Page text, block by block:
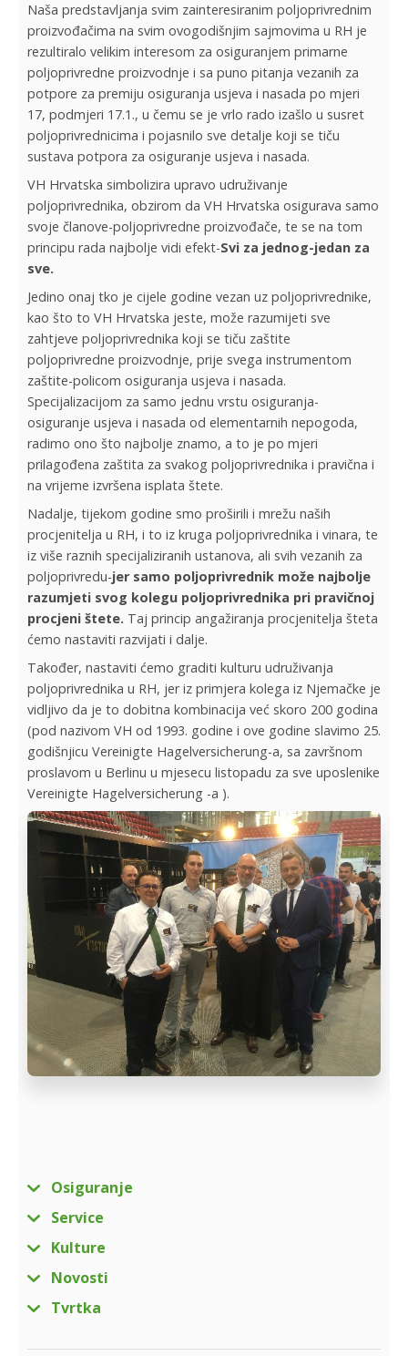
Naša predstavljanja svim zainteresiranim poljoprivrednim
proizvođačima na svim ovogodišnjim sajmovima u RH je
rezultiralo velikim interesom za osiguranjem primarne
poljoprivredne proizvodnje i sa puno pitanja vezanih za
potpore za premiju osiguranja usjeva i nasada po mjeri
17, podmjeri 17.1., u čemu se je vrlo rado izašlo u susret
poljoprivrednicima i pojasnilo sve detalje koji se tiču
sustava potpora za osiguranje usjeva i nasada.
VH Hrvatska simbolizira upravo udruživanje
poljoprivrednika, obzirom da VH Hrvatska osigurava samo
svoje članove-poljoprivredne proizvođače, te se na tom
principu rada najbolje vidi efekt-Svi za jednog-jedan za
sve.
Jedino onaj tko je cijele godine vezan uz poljoprivrednike,
kao što to VH Hrvatska jeste, može razumijeti sve
zahtjeve poljoprivrednika koji se tiču zaštite
poljoprivredne proizvodnje, prije svega instrumentom
zaštite-policom osiguranja usjeva i nasada.
Specijalizacijom za samo jednu vrstu osiguranja-
osiguranje usjeva i nasada od elementarnih nepogoda,
radimo ono što najbolje znamo, a to je po mjeri
prilagođena zaštita za svakog poljoprivrednika i pravična i
na vrijeme izvršena isplata štete.
Nadalje, tijekom godine smo proširili i mrežu naših
procjenitelja u RH, i to iz kruga poljoprivrednika i vinara, te
iz više raznih specijaliziranih ustanova, ali svih vezanih za
poljoprivredu-jer samo poljoprivrednik može najbolje
razumjeti svog kolegu poljoprivrednika pri pravičnoj
procjeni štete. Taj princip angažiranja procjenitelja šteta
ćemo nastaviti razvijati i dalje.
Također, nastaviti ćemo graditi kulturu udruživanja
poljoprivrednika u RH, jer iz primjera kolega iz Njemačke je
vidljivo da je to dobitna kombinacija već skoro 200 godina
(pod nazivom VH od 1993. godine i ove godine slavimo 25.
godišnjicu Vereinigte Hagelversicherung-a, sa završnom
proslavom u Berlinu u mjesecu listopadu za sve uposlenike
Vereinigte Hagelversicherung -a ).
Osiguranje
Service
Kulture
Novosti
Tvrtka